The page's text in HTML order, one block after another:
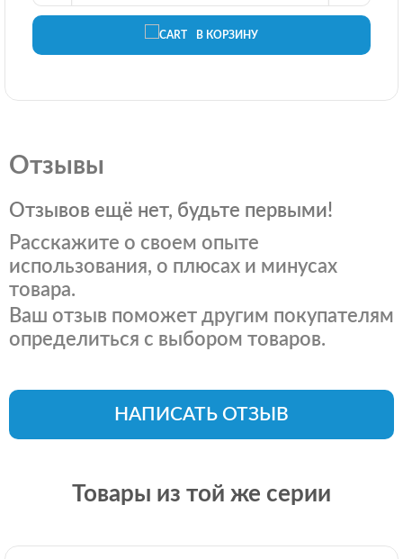
В КОРЗИНУ
Отзывы
Отзывов ещё нет, будьте первыми!
Расскажите о своем опыте
использования, о плюсах и минусах
товара.
Ваш отзыв поможет другим покупателям
определиться с выбором товаров.
НАПИСАТЬ ОТЗЫВ
Товары из той же серии